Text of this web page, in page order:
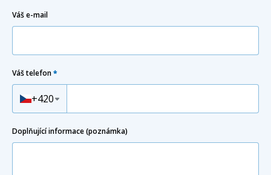
Váš e-mail
Váš telefon*
+420
Doplňující informace (poznámka)